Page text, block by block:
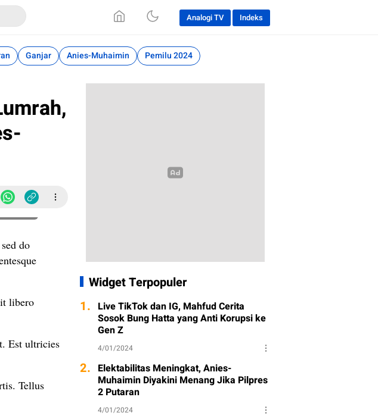
Analogi TV Indeks
Ganjar Anies-Muhaimin Pemilu 2024
do
libero
Est ultricies
Tellus
Widget Terpopuler
1. Live TikTok dan IG, Mahfud Cerita
Sosok Bung Hatta yang Anti Korupsi ke
Gen Z
4/01/2024
2. Elektabilitas Meningkat, Anies-
Muhaimin Diyakini Menang Jika Pilpres
2 Putaran
4/01/2024